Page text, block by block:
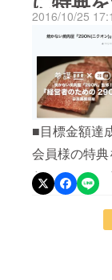
目指す方に
はないか、
タートさせた
ジェクト。
援を集められ
不安に思う部
た。 しかし
と当初の目標
こと、スト
で達成する
た。正直驚
ン前に味わう
試食会です
部を立食形
供致します
ろんご用意！
ための29ON
20名限定の
時2016年10
BAR（新宿
ていた
た！多
本当に
ございま
2016/10/25
■目標金額達
会員様の特
た！ &amp;
かですがスト
300万円を目